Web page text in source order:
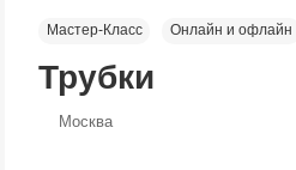
Мастер-Класс Онлайн и офлайн
Трубки
Москва